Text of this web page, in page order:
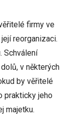
firmy ve
reorganizaci.
Schválení
v některých
by věřitelé
prakticky jeho
majetku.